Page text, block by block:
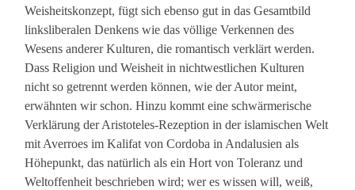
Weisheitskonzept, fügt sich ebenso gut in das Gesamtbild
linksliberalen Denkens wie das völlige Verkennen des
Wesens anderer Kulturen, die romantisch verklärt werden.
Dass Religion und Weisheit in nichtwestlichen Kulturen
nicht so getrennt werden können, wie der Autor meint,
erwähnten wir schon. Hinzu kommt eine schwärmerische
Verklärung der Aristoteles-Rezeption in der islamischen Welt
mit Averroes im Kalifat von Cordoba in Andalusien als
Höhepunkt, das natürlich als ein Hort von Toleranz und
Weltoffenheit beschrieben wird; wer es wissen will, weiß,